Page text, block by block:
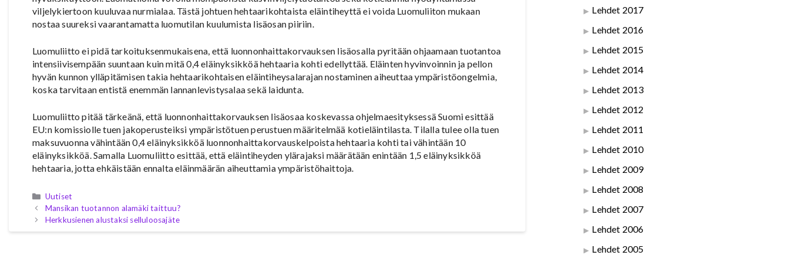
viljelykiertoon kuuluvaa nurmialaa. Tästä johtuen hehtaarikohtaista eläintiheyttä ei voida Luomuliiton mukaan
nostaa suureksi vaarantamatta luomutilan kuulumista lisäosan piiriin.
Luomuliitto ei pidä tarkoituksenmukaisena, että luonnonhaittakorvauksen lisäosalla pyritään ohjaamaan tuotantoa
intensiivisempään suuntaan kuin mitä 0,4 eläinyksikköä hehtaaria kohti edellyttää. Eläinten hyvinvoinnin ja pellon
hyvän kunnon ylläpitämisen takia hehtaarikohtaisen eläintiheysalarajan nostaminen aiheuttaa ympäristöongelmia,
koska tarvitaan entistä enemmän lannanlevistysalaa sekä laidunta.
Luomuliitto pitää tärkeänä, että luonnonhaittakorvauksen lisäosaa koskevassa ohjelmaesityksessä Suomi esittää
EU:n komissiolle tuen jakoperusteiksi ympäristötuen perustuen määritelmää kotieläintilasta. Tilalla tulee olla tuen
maksuvuonna vähintään 0,4 eläinyksikköä luonnonhaittakorvauskelpoista hehtaaria kohti tai vähintään 10
eläinyksikköä. Samalla Luomuliitto esittää, että eläintiheyden ylärajaksi määrätään enintään 1,5 eläinyksikköä
hehtaaria, jotta ehkäistään ennalta eläinmäärän aiheuttamia ympäristöhaittoja.
Kategoriat
Uutiset
Mansikan tuotannon alamäki taittuu?
Herkkusienen alustaksi selluloosajäte
Lehdet 2017
Lehdet 2016
Lehdet 2015
Lehdet 2014
Lehdet 2013
Lehdet 2012
Lehdet 2011
Lehdet 2010
Lehdet 2009
Lehdet 2008
Lehdet 2007
Lehdet 2006
Lehdet 2005